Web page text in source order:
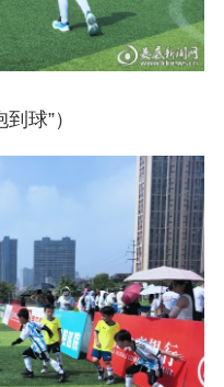
球”）